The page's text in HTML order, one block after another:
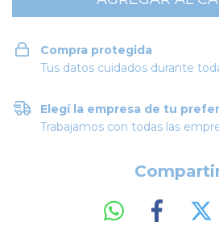
Compra protegida
Tus datos cuidados durante
Elegí la empresa de tu
Trabajamos con todas las